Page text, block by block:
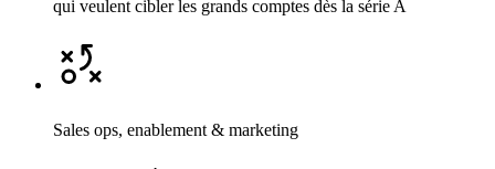
qui veulent cibler les grands comptes dès la série A
Sales ops, enablement & marketing